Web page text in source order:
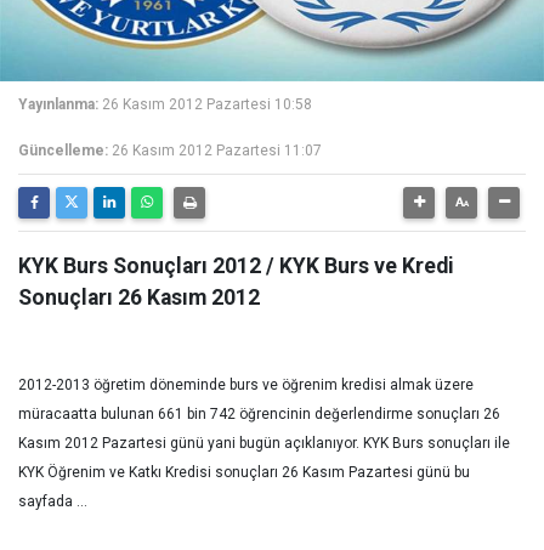
Yayınlanma: 26 Kasım 2012 Pazartesi 10:58
Güncelleme: 26 Kasım 2012 Pazartesi 11:07
KYK Burs Sonuçları 2012 / KYK Burs ve Kredi
Sonuçları 26 Kasım 2012
2012-2013 öğretim döneminde burs ve öğrenim kredisi almak üzere
müracaatta bulunan 661 bin 742 öğrencinin değerlendirme sonuçları 26
Kasım 2012 Pazartesi günü yani bugün açıklanıyor. KYK Burs sonuçları ile
KYK Öğrenim ve Katkı Kredisi sonuçları 26 Kasım Pazartesi günü bu
sayfada …